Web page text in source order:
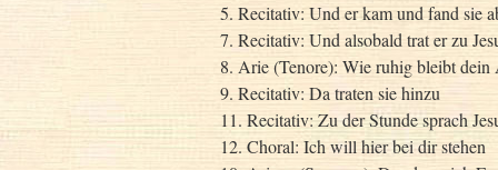
5. Recitativ: Und er kam und fand sie
7. Recitativ: Und alsobald trat er zu
8. Arie (Tenore): Wie ruhig bleibt dein
9. Recitativ: Da traten sie hinzu
11. Recitativ: Zu der Stunde sprach
12. Choral: Ich will hier bei dir stehen